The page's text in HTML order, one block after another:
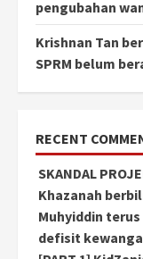
pengubahan
Krishnan Tan
SPRM belum
RECENT
SKANDAL
Khazanah
Muhyiddin
defisit